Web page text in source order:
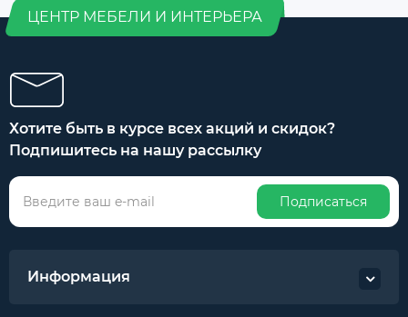
ЦЕНТР МЕБЕЛИ И ИНТЕРЬЕРА
Хотите быть в курсе всех акций и скидок?
Подпишитесь на нашу рассылку
Подписаться
Информация